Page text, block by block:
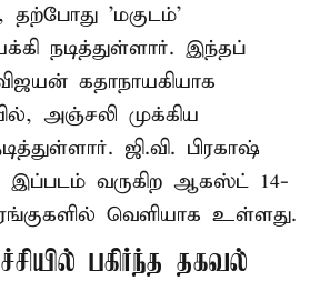
தற்போது 'மகுடம்'
நடித்துள்ளார். இந்தப்
கதாநாயகியாக
அஞ்சலி முக்கிய
ஜி.வி. பிரகாஷ்
வருகிற ஆகஸ்ட் 14-
வெளியாக உள்ளது.
பகிர்ந்த தகவல்